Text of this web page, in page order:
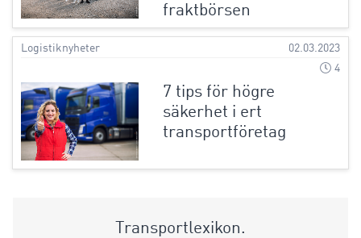
fraktbörsen
Logistiknyheter
02.03.2023
4
7 tips för högre
säkerhet i ert
transportföretag
Transportlexikon.